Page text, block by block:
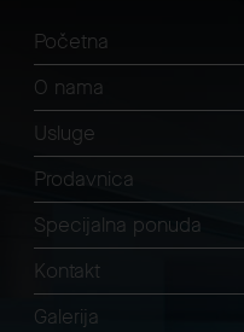
Početna
O nama
Usluge
Prodavnica
Specijalna ponuda
Kontakt
Galerija